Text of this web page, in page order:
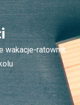
wakacje-ratownik